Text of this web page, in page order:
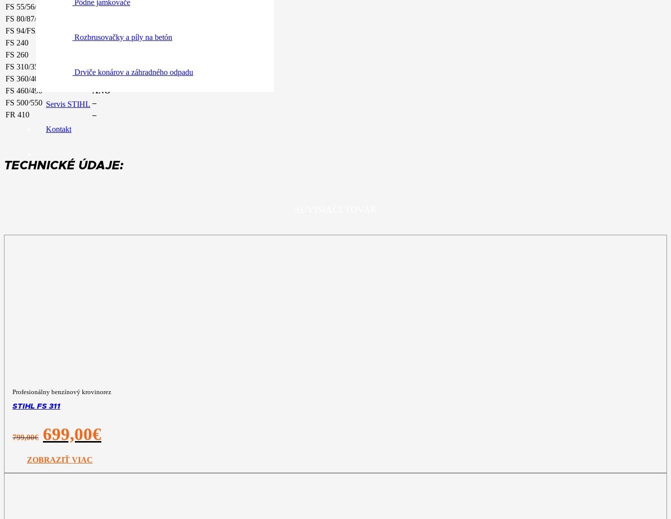
Pôdne jamkovače
Rozbrusovačky a píly na betón
Drviče konárov a záhradného odpadu
Servis STIHL
Kontakt
FS 55/56/70
–
FS 80/87/ 90/100/130
FS 94/FSA 90
FS 240
–
FS 260
FS 310/350
FS 360/400/ 410 /450 /480 ÁNO
FS 460/490
ÁNO
FS 500/550
–
FR 410
–
TECHNICKÉ ÚDAJE:
Profesionálny benzínový krovinorez
STIHL FS 311
799,00€
Pôvodná
cena
799,00€.
699,00€
ZOBRAZIŤ VIAC